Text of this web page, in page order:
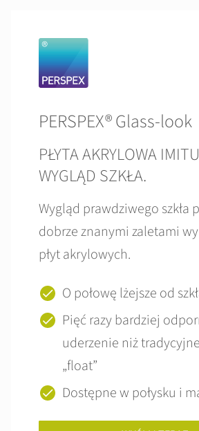
PERSPEX® Glass-look
PŁYTA AKRYLOWA
WYGLĄD SZKŁA.
Wygląd prawdziwego szkła
dobrze znanymi zaletami
płyt akrylowych.
O połowę lżejsze od
Pięć razy bardziej
uderzenie niż
„float”
Dostępne w połysku i